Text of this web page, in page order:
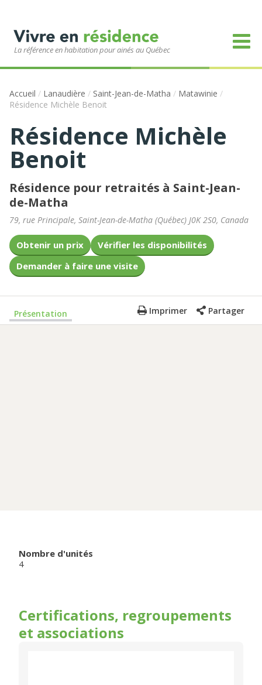
La référence en habitation pour ainés au Québec
Accueil / Lanaudière / Saint-Jean-de-Matha / Matawinie /
Résidence Michèle Benoit
Résidence Michèle
Benoit
Résidence pour retraités à Saint-Jean-
de-Matha
79, rue Principale, Saint-Jean-de-Matha (Québec) J0K 2S0, Canada
Obtenir un prix
Vérifier les disponibilités
Demander à faire une visite
Présentation Imprimer Partager
Nombre d'unités
4
Certifications, regroupements
et associations